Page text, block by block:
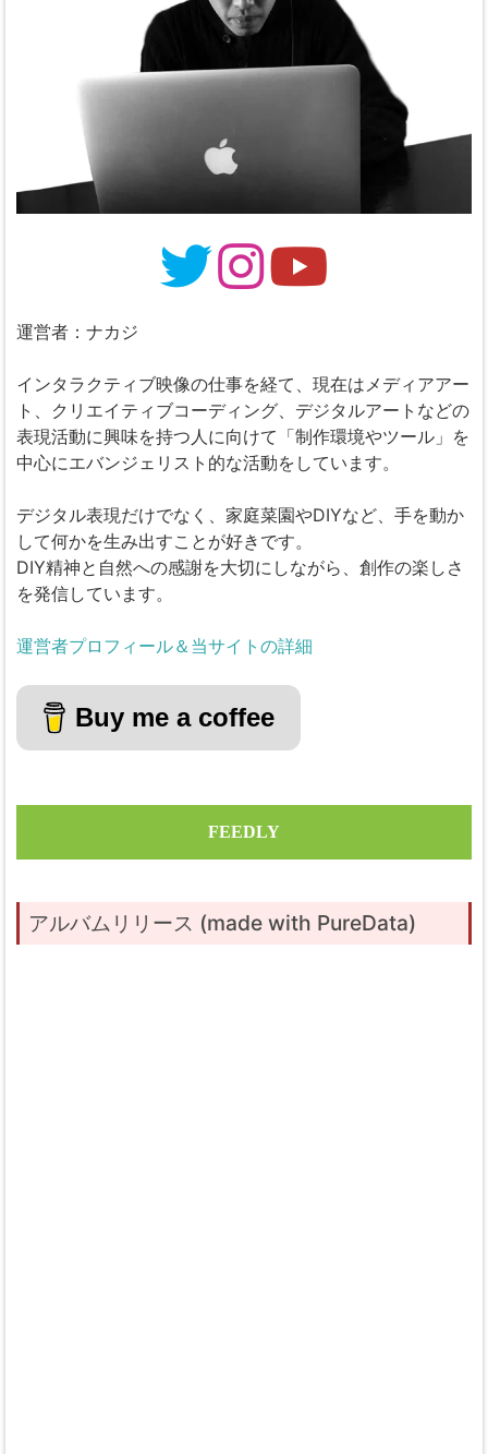
運営者：ナカジ
インタラクティブ映像の仕事を経て、現在はメディアアー
ト、クリエイティブコーディング、デジタルアートなどの
表現活動に興味を持つ人に向けて「制作環境やツール」を
中心にエバンジェリスト的な活動をしています。
デジタル表現だけでなく、家庭菜園やDIYなど、手を動か
して何かを生み出すことが好きです。
DIY精神と自然への感謝を大切にしながら、創作の楽しさ
を発信しています。
運営者プロフィール＆当サイトの詳細
Buy me a coffee
FEEDLY
アルバムリリース (made with PureData)